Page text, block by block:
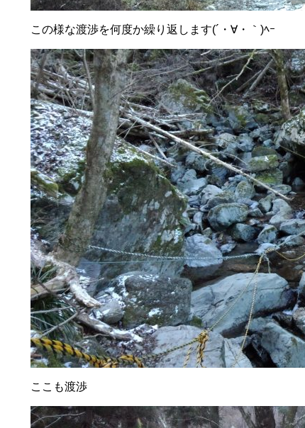
この様な渡渉を何度か繰り返します(´・∀・｀)ﾍｰ
ここも渡渉